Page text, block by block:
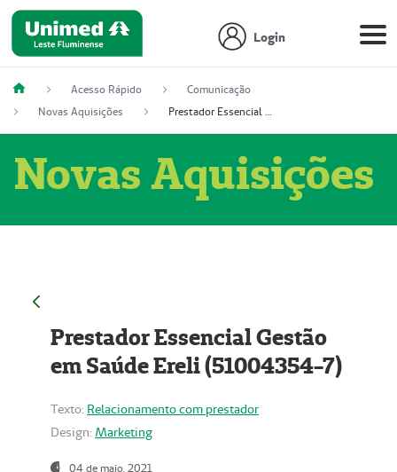
Login
Acesso Rápido
Comunicação
Novas Aquisições
Prestador Essencial Gestão em Saúde Ereli (51004354-7)
Novas Aquisições
Prestador Essencial Gestão
em Saúde Ereli (51004354-7)
Texto: Relacionamento com prestador
Design: Marketing
04 de maio, 2021